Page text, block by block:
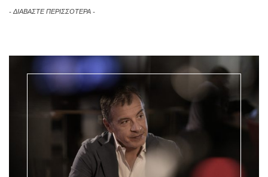
ΔΙΑΒΑΣΤΕ ΠΕΡΙΣΣΟΤΕΡΑ